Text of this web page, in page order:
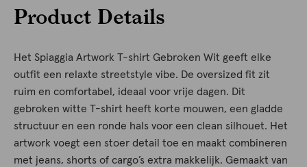
Product Details
Het Spiaggia Artwork T-shirt Gebroken Wit geeft elke
outfit een relaxte streetstyle vibe. De oversized fit zit
ruim en comfortabel, ideaal voor vrije dagen. Dit
gebroken witte T-shirt heeft korte mouwen, een gladde
structuur en een ronde hals voor een clean silhouet. Het
artwork voegt een stoer detail toe en maakt combineren
met jeans, shorts of cargo’s extra makkelijk. Gemaakt van